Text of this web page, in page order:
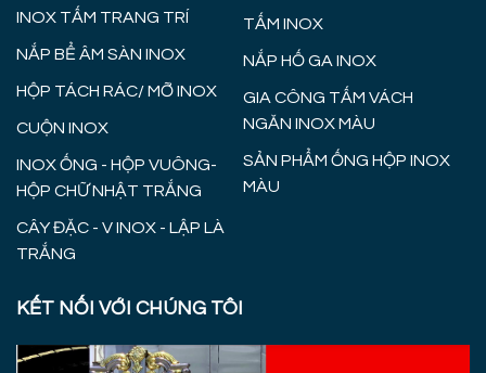
INOX TẤM TRANG TRÍ
NẮP BỂ ÂM SÀN INOX
HỘP TÁCH RÁC/ MỠ INOX
CUỘN INOX
INOX ỐNG - HỘP VUÔNG-
HỘP CHỮ NHẬT TRẮNG
CÂY ĐẶC - V INOX - LẬP LÀ
TRẮNG
TẤM INOX
NẮP HỐ GA INOX
GIA CÔNG TẤM VÁCH
NGĂN INOX MÀU
SẢN PHẨM ỐNG HỘP INOX
MÀU
KẾT NỐI VỚI CHÚNG TÔI